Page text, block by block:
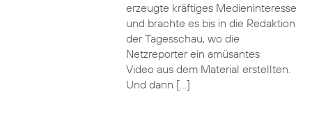
erzeugte kräftiges Medieninteresse
und brachte es bis in die Redaktion
der Tagesschau, wo die
Netzreporter ein amüsantes
Video aus dem Material erstellten.
Und dann […]